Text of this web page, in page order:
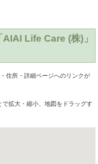
Life Care (株)」
住所・詳細ページへのリンクが
拡大・縮小、地図をドラッグす